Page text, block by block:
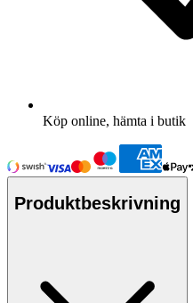
Köp online, hämta i butik
Produktbeskrivning